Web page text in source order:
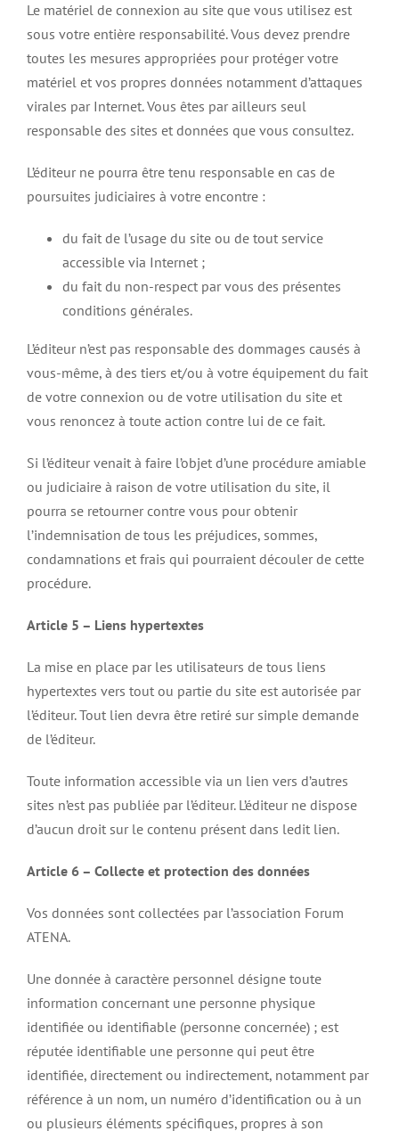
Le matériel de connexion au site que vous utilisez est
sous votre entière responsabilité. Vous devez prendre
toutes les mesures appropriées pour protéger votre
matériel et vos propres données notamment d’attaques
virales par Internet. Vous êtes par ailleurs seul
responsable des sites et données que vous consultez.
L’éditeur ne pourra être tenu responsable en cas de
poursuites judiciaires à votre encontre :
du fait de l’usage du site ou de tout service
accessible via Internet ;
du fait du non-respect par vous des présentes
conditions générales.
L’éditeur n’est pas responsable des dommages causés à
vous-même, à des tiers et/ou à votre équipement du fait
de votre connexion ou de votre utilisation du site et
vous renoncez à toute action contre lui de ce fait.
Si l’éditeur venait à faire l’objet d’une procédure amiable
ou judiciaire à raison de votre utilisation du site, il
pourra se retourner contre vous pour obtenir
l’indemnisation de tous les préjudices, sommes,
condamnations et frais qui pourraient découler de cette
procédure.
Article 5 – Liens hypertextes
La mise en place par les utilisateurs de tous liens
hypertextes vers tout ou partie du site est autorisée par
l’éditeur. Tout lien devra être retiré sur simple demande
de l’éditeur.
Toute information accessible via un lien vers d’autres
sites n’est pas publiée par l’éditeur. L’éditeur ne dispose
d’aucun droit sur le contenu présent dans ledit lien.
Article 6 – Collecte et protection des données
Vos données sont collectées par l’association Forum
ATENA.
Une donnée à caractère personnel désigne toute
information concernant une personne physique
identifiée ou identifiable (personne concernée) ; est
réputée identifiable une personne qui peut être
identifiée, directement ou indirectement, notamment par
référence à un nom, un numéro d’identification ou à un
ou plusieurs éléments spécifiques, propres à son